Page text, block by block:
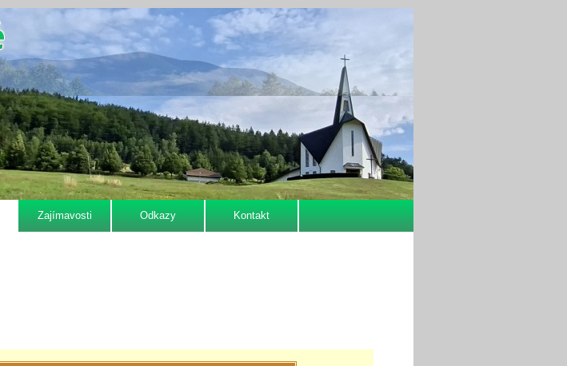
Zajímavosti Odkazy Kontakt